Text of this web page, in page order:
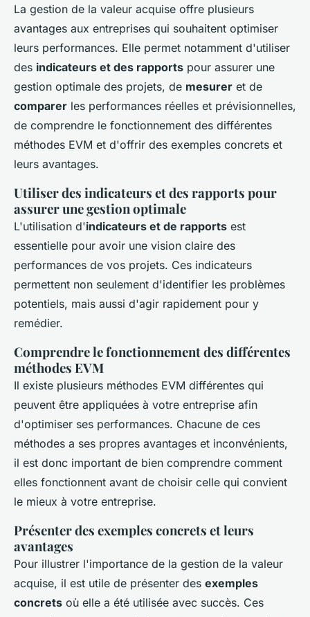
La gestion de la valeur acquise offre plusieurs
avantages aux entreprises qui souhaitent optimiser
leurs performances. Elle permet notamment d'utiliser
des indicateurs et des rapports pour assurer une
gestion optimale des projets, de mesurer et de
comparer les performances réelles et prévisionnelles,
de comprendre le fonctionnement des différentes
méthodes EVM et d'offrir des exemples concrets et
leurs avantages.
Utiliser des indicateurs et des rapports pour
assurer une gestion optimale
L'utilisation d'indicateurs et de rapports est
essentielle pour avoir une vision claire des
performances de vos projets. Ces indicateurs
permettent non seulement d'identifier les problèmes
potentiels, mais aussi d'agir rapidement pour y
remédier.
Comprendre le fonctionnement des différentes
méthodes EVM
Il existe plusieurs méthodes EVM différentes qui
peuvent être appliquées à votre entreprise afin
d'optimiser ses performances. Chacune de ces
méthodes a ses propres avantages et inconvénients,
il est donc important de bien comprendre comment
elles fonctionnent avant de choisir celle qui convient
le mieux à votre entreprise.
Présenter des exemples concrets et leurs
avantages
Pour illustrer l'importance de la gestion de la valeur
acquise, il est utile de présenter des exemples
concrets où elle a été utilisée avec succès. Ces